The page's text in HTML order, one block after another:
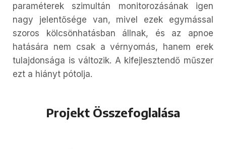
paraméterek szimultán monitorozásának igen
nagy jelentősége van, mivel ezek egymással
szoros kölcsönhatásban állnak, és az apnoe
hatására nem csak a vérnyomás, hanem erek
tulajdonsága is változik. A kifejlesztendő műszer
ezt a hiányt pótolja.
Projekt Összefoglalása